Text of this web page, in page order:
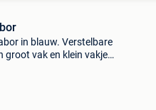
in blauw. Verstelbare
groot vak en klein vakje